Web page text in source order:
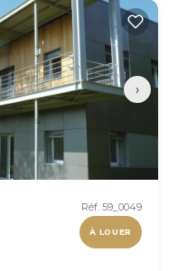
›
Réf. 59_0049
À LOUER